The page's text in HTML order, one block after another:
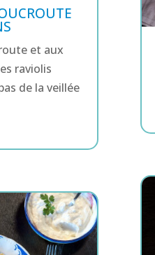
et aux
raviolis
de la veillée